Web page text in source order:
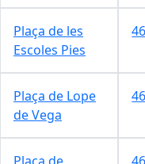
Plaça de les
Escoles Pies
Plaça de Lope
de Vega